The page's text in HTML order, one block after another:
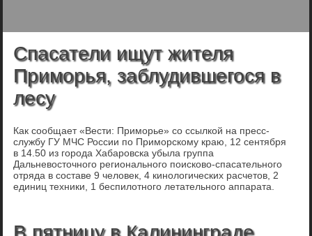
Спасатели ищут жителя
Приморья, заблудившегося в
лесу
Как сообщает «Вести: Приморье» со ссылкой на пресс-
службу ГУ МЧС России по Приморскому краю, 12 сентября
в 14.50 из города Хабаровска убыла группа
Дальневосточного регионального поисково-спасательного
отряда в составе 9 человек, 4 кинологических расчетов, 2
единиц техники, 1 беспилотного летательного аппарата.